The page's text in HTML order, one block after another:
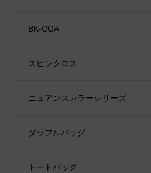
BK-CGA
スピンクロス
ニュアンスカラーシリーズ
ダッフルバッグ
トートバッグ